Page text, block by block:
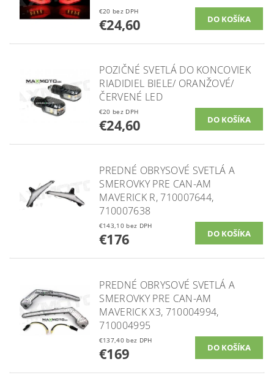
€20 bez DPH
€24,60
POZIČNÉ SVETLÁ DO KONCOVIEK
RIADIDIEL BIELE/ ORANŽOVÉ/
ČERVENÉ LED
€20 bez DPH
€24,60
PREDNÉ OBRYSOVÉ SVETLÁ A
SMEROVKY PRE CAN-AM
MAVERICK R, 710007644,
710007638
€143,10 bez DPH
€176
PREDNÉ OBRYSOVÉ SVETLÁ A
SMEROVKY PRE CAN-AM
MAVERICK X3, 710004994,
710004995
€137,40 bez DPH
€169